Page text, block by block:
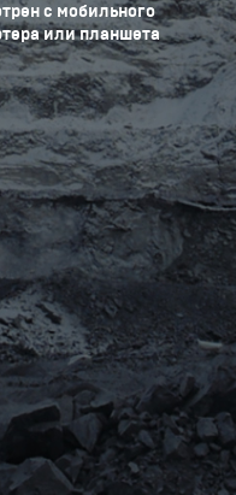
с мобильного
или планшета